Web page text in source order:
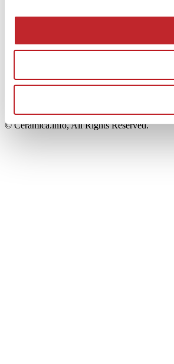
Edi.Cer S.p.a. Società unipersonale
Viale Monte Santo, 40 - 41049 Sassuolo
00853700367
Iscrizione al Registro delle Imprese: REA
© Ceramica.info, All Rights Reserved.